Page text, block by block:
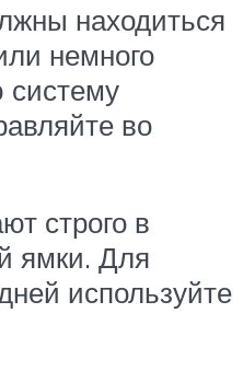
находиться
немного
во
строго в
ямки. Для
используйте